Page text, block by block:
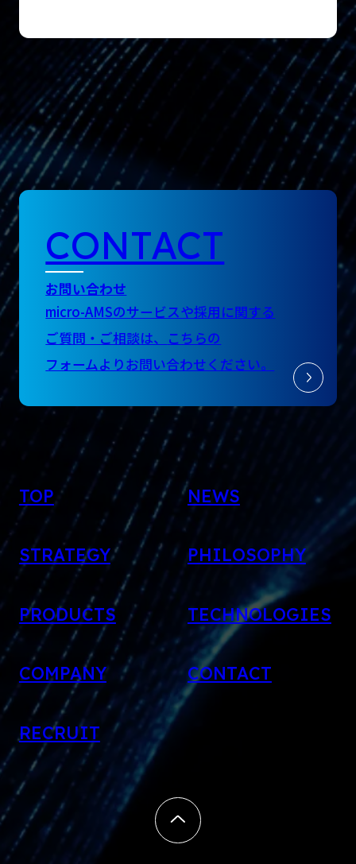
お問い合わせ
CONTACT
micro-AMSのサービスや採用に関する
ご質問・ご相談は、 こちらの
フォームよりお問い合わせください。
TOP NEWS
STRATEGY PHILOSOPHY
PRODUCTS TECHNOLOGIES
COMPANY CONTACT
RECRUIT